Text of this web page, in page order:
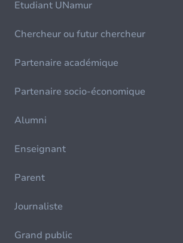
Etudiant UNamur
Chercheur ou futur chercheur
Partenaire académique
Partenaire socio-économique
Alumni
Enseignant
Parent
Journaliste
Grand public